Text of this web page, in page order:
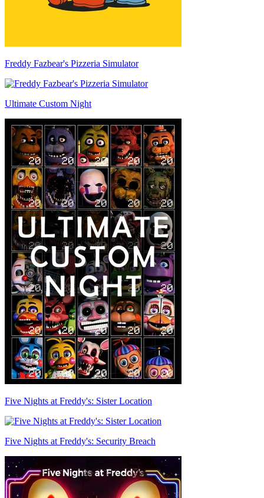
Freddy Fazbear's Pizzeria Simulator
Ultimate Custom Night
Five Nights at Freddy's: Sister Location
Five Nights at Freddy's: Security Breach